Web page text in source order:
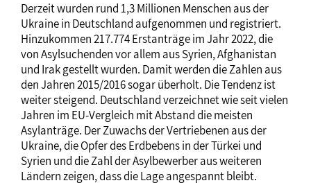
Derzeit wurden rund 1,3 Millionen Menschen aus der
Ukraine in Deutschland aufgenommen und registriert.
Hinzukommen 217.774 Erstanträge im Jahr 2022, die
von Asylsuchenden vor allem aus Syrien, Afghanistan
und Irak gestellt wurden. Damit werden die Zahlen aus
den Jahren 2015/2016 sogar überholt. Die Tendenz ist
weiter steigend. Deutschland verzeichnet wie seit vielen
Jahren im EU-Vergleich mit Abstand die meisten
Asylanträge. Der Zuwachs der Vertriebenen aus der
Ukraine, die Opfer des Erdbebens in der Türkei und
Syrien und die Zahl der Asylbewerber aus weiteren
Ländern zeigen, dass die Lage angespannt bleibt.